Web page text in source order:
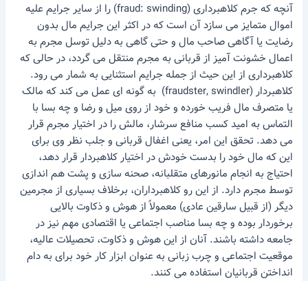
آنچه که جرم کلاهبرداری (fraud: swinding) را از سایر جرایم علیه
اموال متمایز می سازد آن است که در اکثر این جرایم مال بدون
رضایت یا آگاهی صاحب مال و حتی گاهی به دلیل توسل مجرم به
اعمال خشونت آمیز از قربانی به مجرم منتقل می گردد، در حالی که
کلاهبرداری از این حیث از جمله جرایم استثنایی به شمار می رود.
کلاهبردار (fraudster, swindler) به گونه ای عمل می کند که مالک
یا متصرف مال فریب خورده و خود از روی میل و رضا و چه بسا با
التماس به امید کسب منافع سرشار، مالش را در اختیار مجرم قرار
می دهد. تحقق این امر، یعنی اغفال قربانی و جلب نظر وی برای
این که مال خود را بدست خودش در اختیار کلاهبردار قرار دهد،
احتیاج به انجام مانورهای متقلبانه، صحنه سازی و پشت هم اندازی
توسط مجرم دارد. از این رو کلاهبرداران، برخلاف بسیاری از مجرمین
دیگر (از قبیل سارقین عادی) معمولاً از هوش و ذکاوت بالایی
برخوردار بوده و چه بسا مناصب اجتماعی یا اقتصادی مهم نیز در
جامعه داشته باشند. آنان از این هوش و ذکاوت، تحصیلات عالیه،
موقعیت اجتماعی و چرب زبانی به عنوان ابزار کار خود برای به دام
انداختن قربانیان استفاده می کنند.